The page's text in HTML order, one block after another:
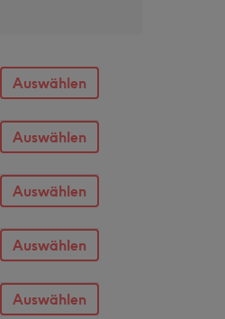
Auswählen
Auswählen
Auswählen
Auswählen
Auswählen